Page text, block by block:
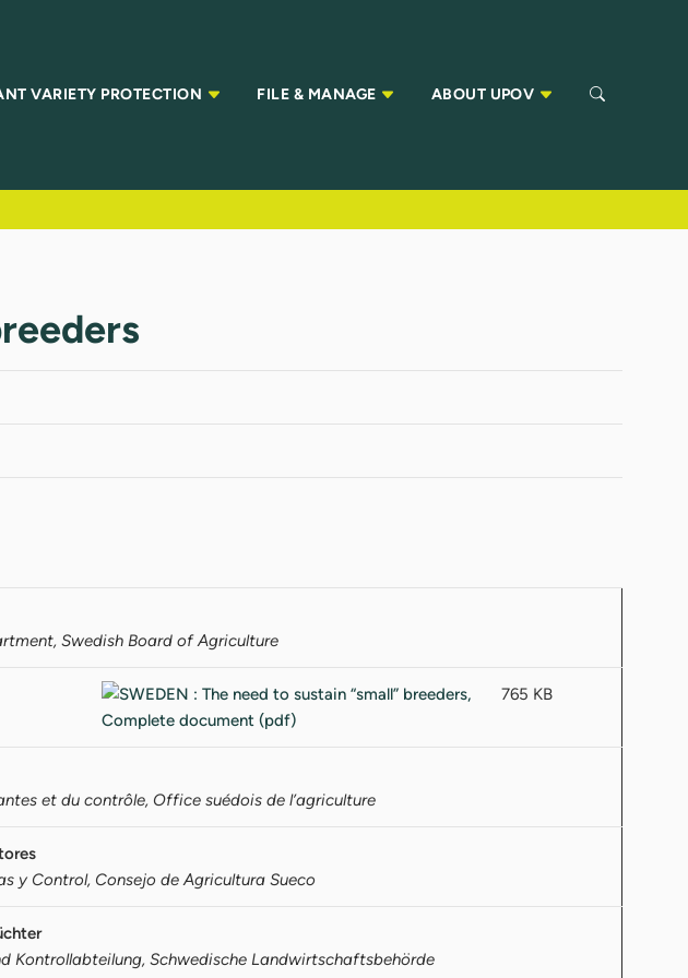
VARIETY PROTECTION FILE & MANAGE ABOUT UPOV
Swedish Board of Agriculture
765 KB
et du contrôle, Office suédois de l’agriculture
y Control, Consejo de Agricultura Sueco
Kontrollabteilung, Schwedische Landwirtschaftsbehörde